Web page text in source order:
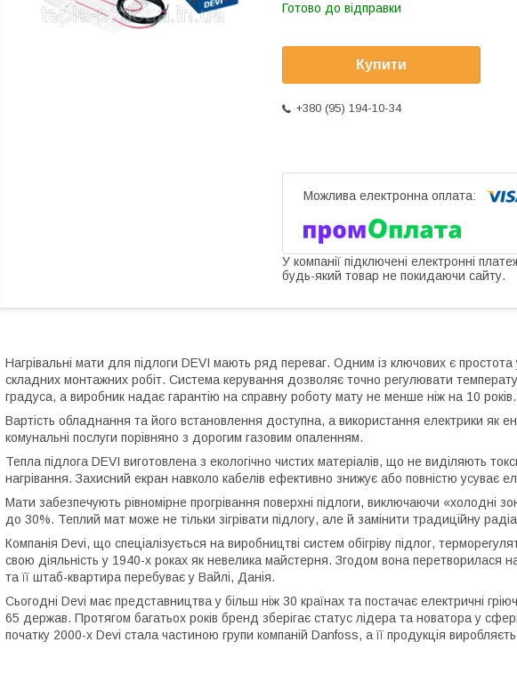
Готово до відправки
Купити
+380 (95) 194-10-34
У компанії підключені електронні
будь-який товар не покидаючи сайту.
Нагрівальні мати для підлоги DEVI мають ряд переваг. Одним із ключових є простота
складних монтажних робіт. Система керування дозволяє точно регулювати
градуса, а виробник надає гарантію на справну роботу мату не менше ніж на 10 років.
Вартість обладнання та його встановлення доступна, а використання електрики як
комунальні послуги порівняно з дорогим газовим опаленням.
Тепла підлога DEVI виготовлена ​​з екологічно чистих матеріалів, що не виділяють
нагрівання. Захисний екран навколо кабелів ефективно знижує або повністю усуває
Мати забезпечують рівномірне прогрівання поверхні підлоги, виключаючи «холодні
до 30%. Теплий мат може не тільки зігрівати підлогу, але й замінити традиційну
Компанія Devi, що спеціалізується на виробництві систем обігріву підлог,
свою діяльність у 1940-х роках як невелика майстерня. Згодом вона перетворилася
та її штаб-квартира перебуває у Вайлі, Данія.
Сьогодні Devi має представництва у більш ніж 30 країнах та постачає електричні
65 держав. Протягом багатьох років бренд зберігає статус лідера та новатора у
початку 2000-х Devi стала частиною групи компаній Danfoss, а її продукція